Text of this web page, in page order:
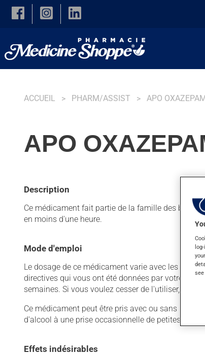
Skip to main content
ACCUEIL PHARM/ASSIST APO
APO
Description
Ce médicament fait partie de la famille des
en moins d'une heure.
Mode d'emploi
Le dosage de ce médicament varie avec les
directives qui vous ont été données par votre
semaines. Si vous voulez cesser de l'utiliser,
Ce médicament peut être pris avec ou sans
d'alcool à une prise occasionnelle de petites
Effets indésirables